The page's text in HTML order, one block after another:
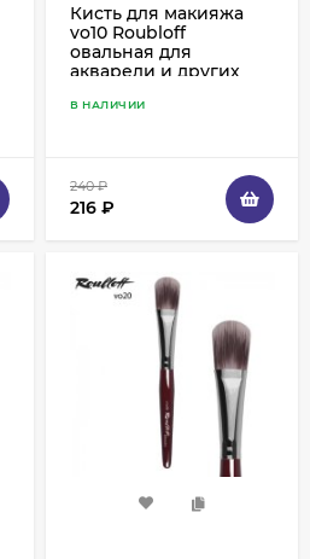
Кисть для макияжа
vo10 Roubloff
овальная для
акварели и других
пестрая синтетика
В НАЛИЧИИ
240₽
216 ₽